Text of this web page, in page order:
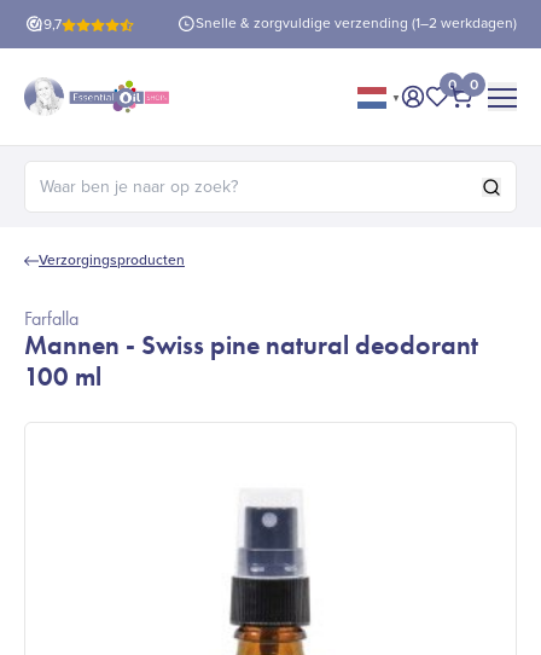
9,7
verzendingvanaf €60! Snelle & zorgvuldige verzending (1–2 werkdagen)
▼ Mijn account
Mijn
0 0
Zoeken naar:
Verzorgingsproducten
Farfalla
Mannen - Swiss pine natural deodorant
100 ml